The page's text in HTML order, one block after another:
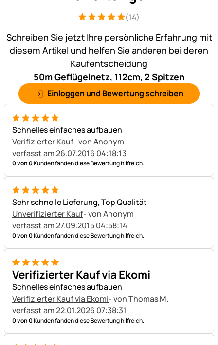
Bewertung: 5 von 5 (14 Bewertungen)
14 Bewertungen
(14)
Schreiben Sie jetzt Ihre persönliche Erfahrung mit
diesem Artikel und helfen Sie anderen bei deren
Kaufentscheidung
50m Geflügelnetz, 112cm, 2 Spitzen
Einloggen und Bewertung schreiben
5 von 5
Schnelles einfaches aufbauen
Verifizierter Kauf- von Anonym
verfasst am 26.07.2016 04:18:13
0 von 0Kunden fanden diese Bewertung hilfreich.
5 von 5
Sehr schnelle Lieferung, Top Qualität
Unverifizierter Kauf- von Anonym
verfasst am 27.09.2015 04:58:14
0 von 0Kunden fanden diese Bewertung hilfreich.
5 von 5
Verifizierter Kauf via Ekomi
Schnelles einfaches aufbauen
Verifizierter Kauf via Ekomi- von Thomas M.
verfasst am 22.01.2026 07:38:31
0 von 0Kunden fanden diese Bewertung hilfreich.